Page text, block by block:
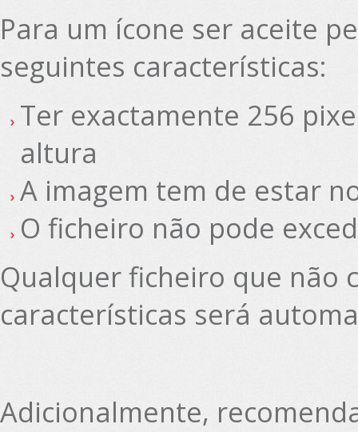
Para um ícone ser aceite
seguintes características:
Ter exactamente 256
altura
A imagem tem de estar
O ficheiro não pode
Qualquer ficheiro que não
características será
Adicionalmente,